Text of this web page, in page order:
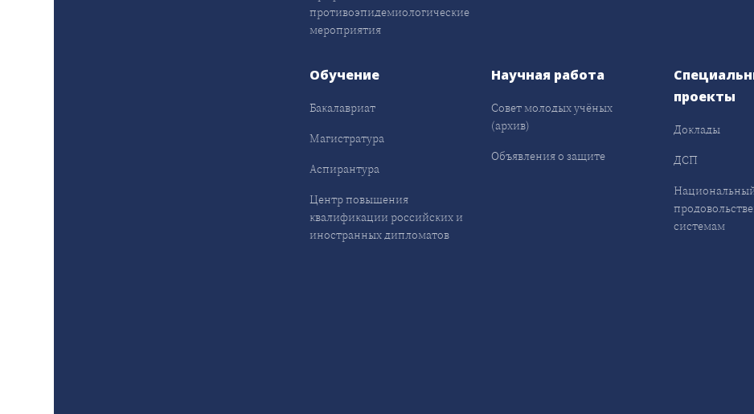
противоэпидемиологические
мероприятия
Обучение
Бакалавриат
Магистратура
Аспирантура
Центр повышения
квалификации российских и
иностранных дипломатов
Научная работа
Совет молодых учёных
(архив)
Объявления о защите
проекты
Доклады
ДСП
системам